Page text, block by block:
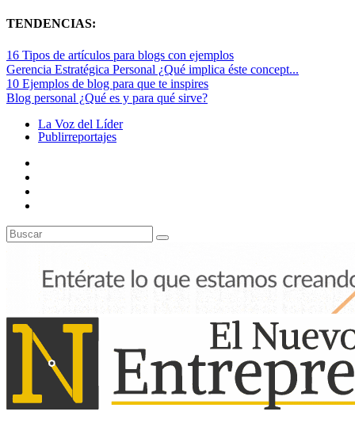
TENDENCIAS:
16 Tipos de artículos para blogs con ejemplos
Gerencia Estratégica Personal ¿Qué implica éste concept...
10 Ejemplos de blog para que te inspires
Blog personal ¿Qué es y para qué sirve?
La Voz del Líder
Publirreportajes